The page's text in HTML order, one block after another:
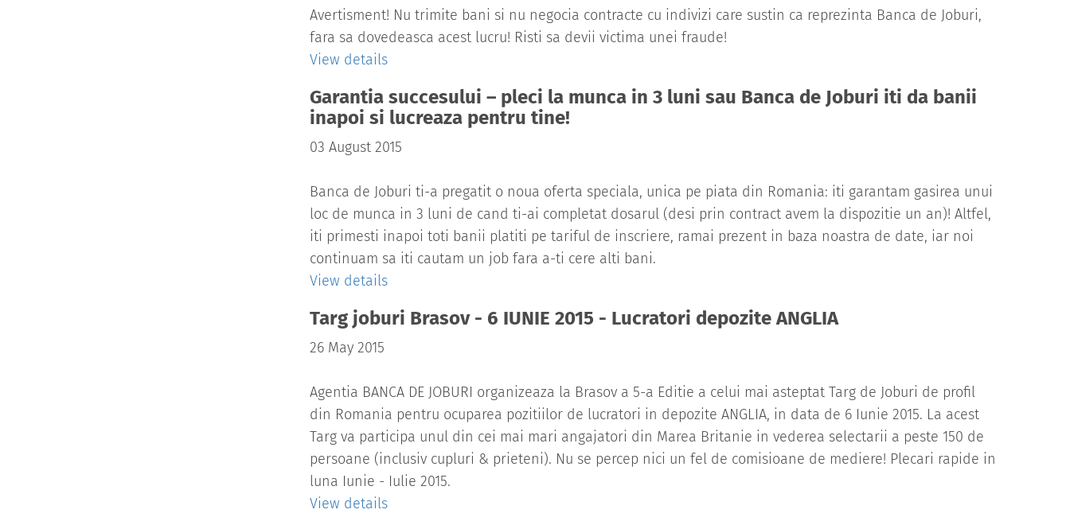
Avertisment! Nu trimite bani si nu negocia contracte cu indivizi care sustin ca reprezinta Banca de Joburi,
fara sa dovedeasca acest lucru! Risti sa devii victima unei fraude!
View details
Garantia succesului – pleci la munca in 3 luni sau Banca de Joburi iti da banii
inapoi si lucreaza pentru tine!
03 August 2015
Banca de Joburi ti-a pregatit o noua oferta speciala, unica pe piata din Romania: iti garantam gasirea unui
loc de munca in 3 luni de cand ti-ai completat dosarul (desi prin contract avem la dispozitie un an)! Altfel,
iti primesti inapoi toti banii platiti pe tariful de inscriere, ramai prezent in baza noastra de date, iar noi
continuam sa iti cautam un job fara a-ti cere alti bani.
View details
Targ joburi Brasov - 6 IUNIE 2015 - Lucratori depozite ANGLIA
26 May 2015
Agentia BANCA DE JOBURI organizeaza la Brasov a 5-a Editie a celui mai asteptat Targ de Joburi de profil
din Romania pentru ocuparea pozitiilor de lucratori in depozite ANGLIA, in data de 6 Iunie 2015. La acest
Targ va participa unul din cei mai mari angajatori din Marea Britanie in vederea selectarii a peste 150 de
persoane (inclusiv cupluri & prieteni). Nu se percep nici un fel de comisioane de mediere! Plecari rapide in
luna Iunie - Iulie 2015.
View details